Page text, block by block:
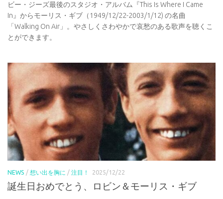
ビー・ジーズ最後のスタジオ・アルバム『This Is Where I Came
In』からモーリス・ギブ（1949/12/22-2003/1/12) の名曲
「Walking On Air」。やさしくさわやかで哀愁のある歌声を聴くこ
とができます。
NEWS / 想い出を胸に / 注目！ 2025/12/22
誕生日おめでとう、ロビン＆モーリス・ギブ